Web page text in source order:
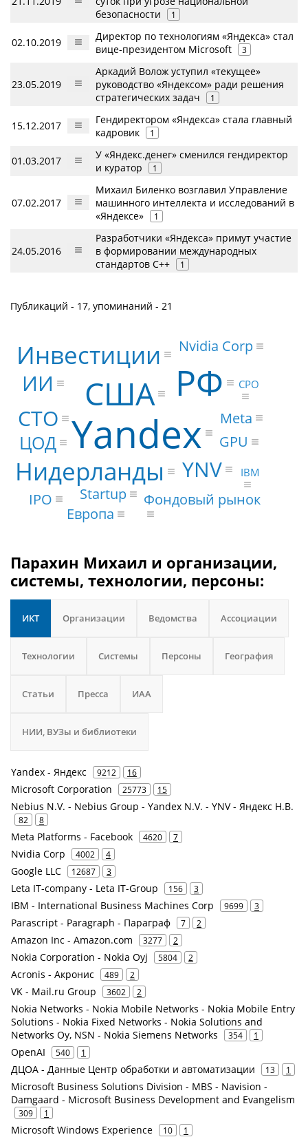
безопасности
1
02.10.2019
Директор по технологиям «Яндекса» стал
вице-президентом Microsoft
3
23.05.2019
Аркадий Волож уступил «текущее»
руководство «Яндексом» ради решения
стратегических задач
1
15.12.2017
Гендиректором «Яндекса» стала главный
кадровик
1
01.03.2017
У «Яндекс.денег» сменился гендиректор
и куратор
1
07.02.2017
Михаил Биленко возглавил Управление
машинного интеллекта и исследований в
«Яндексе»
1
24.05.2016
Разработчики «Яндекса» примут участие
в формировании международных
стандартов C++
1
Публикаций - 17, упоминаний - 21
Yandex
РФ
США
Нидерланды
Инвестиции
YNV
ИИ
CTO
ЦОД
IPO Startup Фондовый рынок
Nvidia Corp
GPU
Meta
Европа
IBM
CPO
Парахин Михаил и организации,
системы, технологии, персоны:
ИКТ Организации Ведомства Ассоциации
Технологии Системы Персоны География
Статьи Пресса ИАА
НИИ, ВУЗы и библиотеки
Yandex - Яндекс 9212 16
Microsoft Corporation 25773 15
Nebius N.V. - Nebius Group - Yandex N.V. - YNV - Яндекс Н.В.
82 8
Meta Platforms - Facebook 4620 7
Nvidia Corp 4002 4
Google LLC 12687 3
Leta IT-company - Leta IT-Group 156 3
IBM - International Business Machines Corp 9699 3
Parascript - Paragraph - Параграф 7 2
Amazon Inc - Amazon.com 3277 2
Nokia Corporation - Nokia Oyj 5804 2
Acronis - Акронис 489 2
VK - Mail.ru Group 3602 2
Nokia Networks - Nokia Mobile Networks - Nokia Mobile Entry
Solutions - Nokia Fixed Networks - Nokia Solutions and
Networks Oy, NSN - Nokia Siemens Networks
354 1
OpenAI 540 1
ДЦОА - Данные Центр обработки и автоматизации 13 1
Microsoft Business Solutions Division - MBS - Navision -
Damgaard - Microsoft Business Development and Evangelism
309 1
Microsoft Windows Experience 10 1